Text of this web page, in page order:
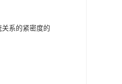
系的紧密度的